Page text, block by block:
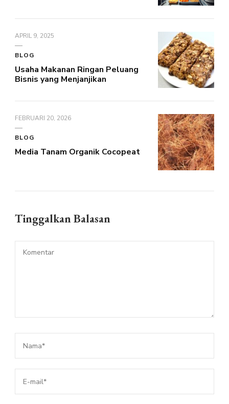
APRIL 9, 2025
BLOG
Usaha Makanan Ringan Peluang
Bisnis yang Menjanjikan
FEBRUARI 20, 2026
BLOG
Media Tanam Organik Cocopeat
Tinggalkan Balasan